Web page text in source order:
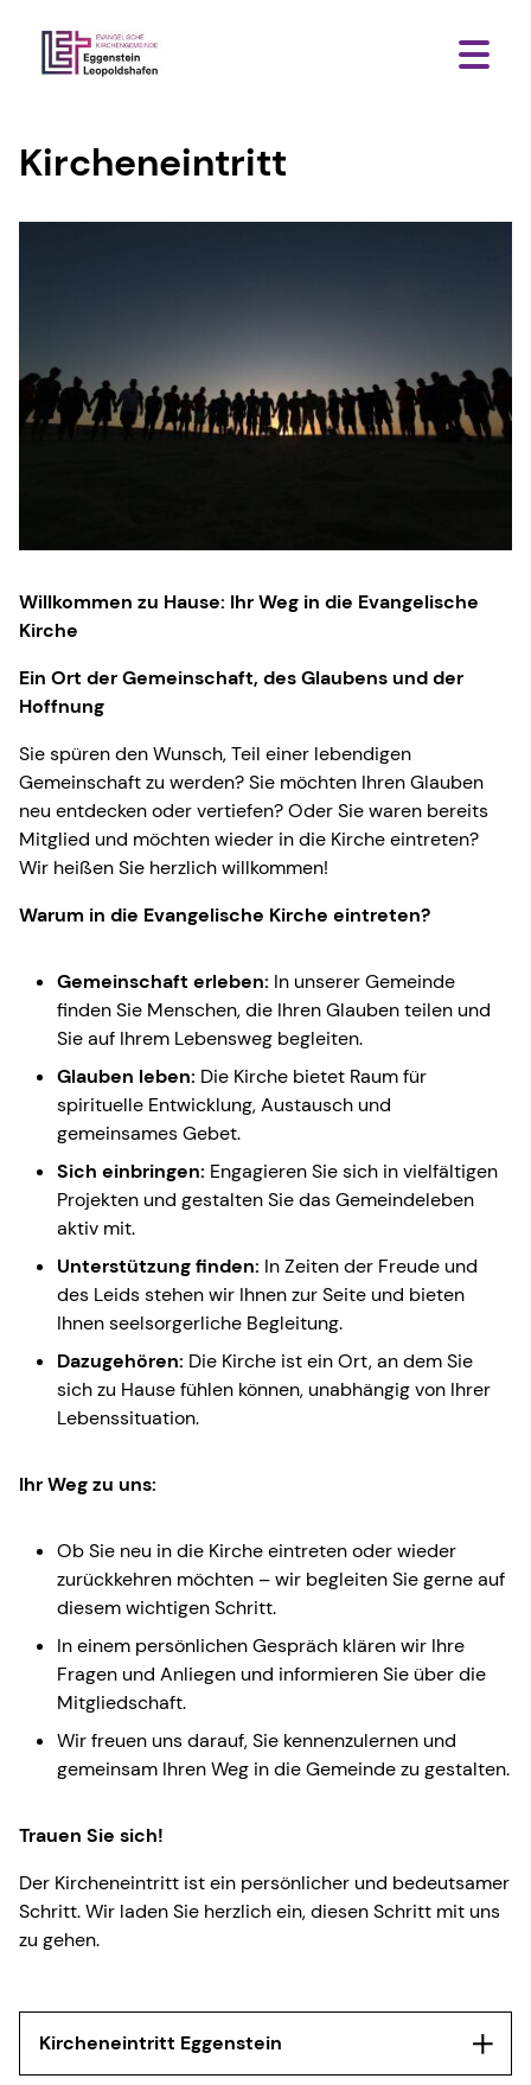
Kircheneintritt
Willkommen zu Hause: Ihr Weg in die Evangelische
Kirche
Ein Ort der Gemeinschaft, des Glaubens und der
Hoffnung
Sie spüren den Wunsch, Teil einer lebendigen
Gemeinschaft zu werden? Sie möchten Ihren Glauben
neu entdecken oder vertiefen? Oder Sie waren bereits
Mitglied und möchten wieder in die Kirche eintreten?
Wir heißen Sie herzlich willkommen!
Warum in die Evangelische Kirche eintreten?
Gemeinschaft erleben: In unserer Gemeinde
finden Sie Menschen, die Ihren Glauben teilen und
Sie auf Ihrem Lebensweg begleiten.
Glauben leben: Die Kirche bietet Raum für
spirituelle Entwicklung, Austausch und
gemeinsames Gebet.
Sich einbringen: Engagieren Sie sich in vielfältigen
Projekten und gestalten Sie das Gemeindeleben
aktiv mit.
Unterstützung finden: In Zeiten der Freude und
des Leids stehen wir Ihnen zur Seite und bieten
Ihnen seelsorgerliche Begleitung.
Dazugehören: Die Kirche ist ein Ort, an dem Sie
sich zu Hause fühlen können, unabhängig von Ihrer
Lebenssituation.
Ihr Weg zu uns:
Ob Sie neu in die Kirche eintreten oder wieder
zurückkehren möchten – wir begleiten Sie gerne auf
diesem wichtigen Schritt.
In einem persönlichen Gespräch klären wir Ihre
Fragen und Anliegen und informieren Sie über die
Mitgliedschaft.
Wir freuen uns darauf, Sie kennenzulernen und
gemeinsam Ihren Weg in die Gemeinde zu gestalten.
Trauen Sie sich!
Der Kircheneintritt ist ein persönlicher und bedeutsamer
Schritt. Wir laden Sie herzlich ein, diesen Schritt mit uns
zu gehen.
Kircheneintritt Eggenstein